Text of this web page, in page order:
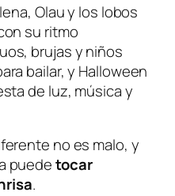
Olau y los lobos
su ritmo
brujas y niños
bailar, y Halloween
de luz, música y
no es malo, y
puedetocar
.